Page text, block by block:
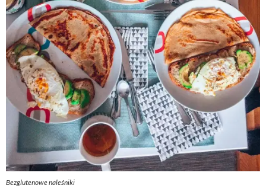
Bezglutenowe naleśniki